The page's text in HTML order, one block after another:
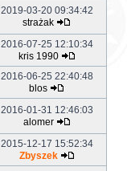
2019-03-20 09:34:42
strażak
2016-07-25 12:10:34
kris 1990
2016-06-25 22:40:48
blos
2016-01-31 12:46:03
alomer
2015-12-17 15:52:34
Zbyszek